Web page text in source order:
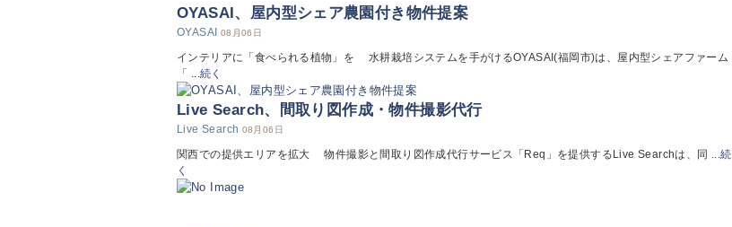
OYASAI、屋内型シェア農園付き物件提案
OYASAI 08月06日
インテリアに「食べられる植物」を 水耕栽培システムを手がけるOYASAI(福岡市)は、屋内型シェアファーム
「 ...続く
Live Search、間取り図作成・物件撮影代行
Live Search 08月06日
関西での提供エリアを拡大 物件撮影と間取り図作成代行サービス「Req」を提供するLive Searchは、同 ...続
く